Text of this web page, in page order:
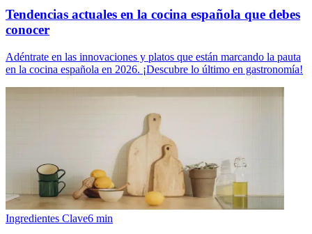
Tendencias actuales en la cocina española que debes
conocer
Adéntrate en las innovaciones y platos que están marcando la pauta
en la cocina española en 2026. ¡Descubre lo último en gastronomía!
Ingredientes Clave6 min